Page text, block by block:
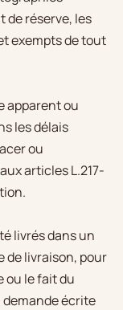
de réserve, les
exempts de tout
apparent ou
les délais
ou
articles L.217-
livrés dans un
de livraison, pour
ou le fait du
demande écrite